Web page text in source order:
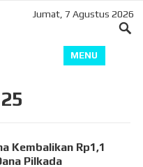
Jumat, 7 Agustus 2026
MENU
Kembalikan Rp1,1
Pilkada